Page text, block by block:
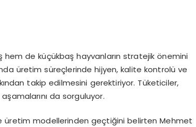
de küçükbaş hayvanların stratejik önemini
üretim süreçlerinde hijyen, kalite kontrolü ve
takip edilmesini gerektiriyor. Tüketiciler,
da sorguluyor.
üretim modellerinden geçtiğini belirtenMehmet